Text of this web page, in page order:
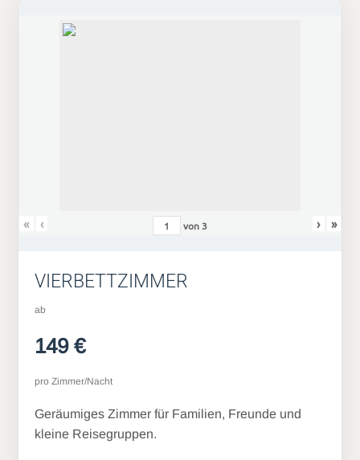
« ‹ von3 › »
VIERBETTZIMMER
ab
149 €
pro Zimmer/Nacht
Geräumiges Zimmer für Familien, Freunde und
kleine Reisegruppen.